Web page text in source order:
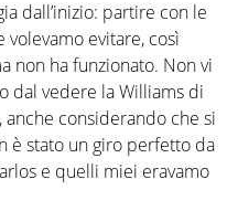
dall’inizio: partire con le
evitare, così
non ha funzionato. Non vi
dal vedere la Williams di
anche considerando che si
è stato un giro perfetto da
e quelli miei eravamo